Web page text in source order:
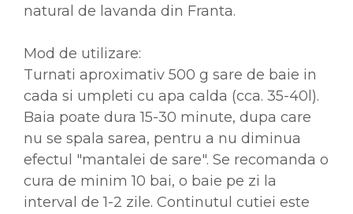
natural de lavanda din Franta.
Mod de utilizare:
Turnati aproximativ 500 g sare de baie in
cada si umpleti cu apa calda (cca. 35-40l).
Baia poate dura 15-30 minute, dupa care
nu se spala sarea, pentru a nu diminua
efectul "mantalei de sare". Se recomanda o
cura de minim 10 bai, o baie pe zi la
interval de 1-2 zile. Continutul cutiei este